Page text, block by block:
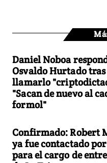
Daniel Noboa
Osvaldo Hurtado tras
llamarlo
"Sacan de nuevo al
formol"
Confirmado: Robert
ya fue contactado por
para el cargo de